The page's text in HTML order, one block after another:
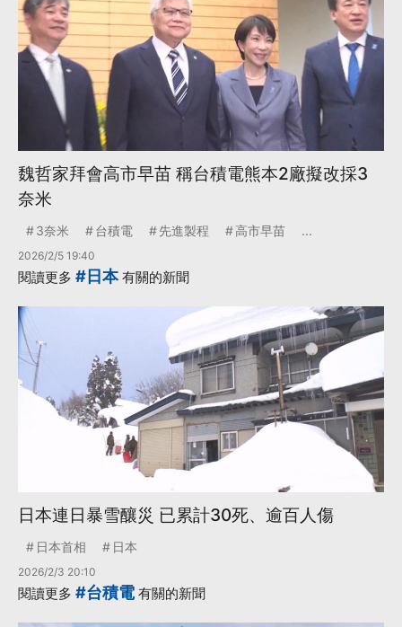
魏哲家拜會高市早苗 稱台積電熊本2廠擬改採3
奈米
3奈米 台積電 先進製程 高市早苗 ...
2026/2/5 19:40
閱讀更多 #日本有關的新聞
日本連日暴雪釀災 已累計30死、逾百人傷
日本首相 日本
2026/2/3 20:10
閱讀更多 #台積電有關的新聞